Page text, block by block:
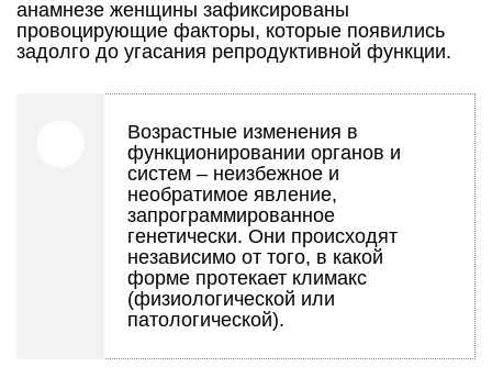
анамнезе женщины зафиксированы
провоцирующие факторы, которые появились
задолго до угасания репродуктивной функции.
Возрастные изменения в
функционировании органов и
систем – неизбежное и
необратимое явление,
запрограммированное
генетически. Они происходят
независимо от того, в какой
форме протекает климакс
(физиологической или
патологической).